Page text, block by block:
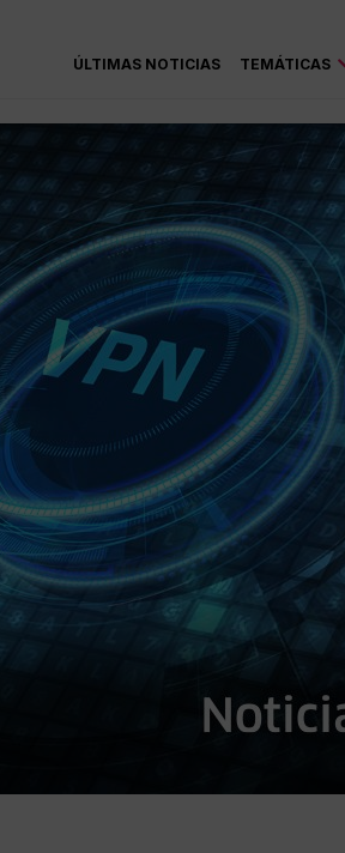
ÚLTIMAS NOTICIAS TEMÁTICAS